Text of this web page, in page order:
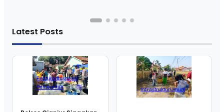
Latest Posts
FeaturedInspirasi
Pemerintah
InfrastrukturUmum